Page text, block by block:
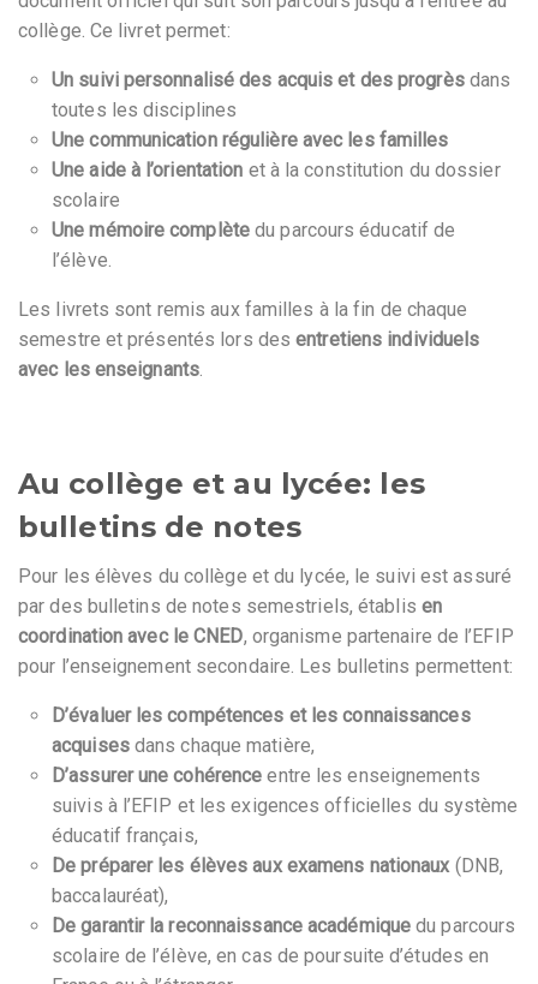
collège. Ce livret permet:
Un suivi personnalisé des acquis et des progrèsdans
toutes les disciplines
Une communication régulière avec les familles
Une aide à l’orientation et à la constitution du dossier
scolaire
Une mémoire complète du parcours éducatif de
l’élève.
Les livrets sont remis aux familles à la fin de chaque
semestre et présentés lors des entretiens individuels
avec les enseignants.
Au collège et au lycée: les
bulletins de notes
Pour les élèves du collège et du lycée, le suivi est assuré
par des bulletins de notes semestriels, établis en
coordination avec le CNED, organisme partenaire de l’EFIP
pour l’enseignement secondaire. Les bulletins permettent:
D’évaluer les compétences et les connaissances
acquisesdans chaque matière,
D’assurer une cohérence entre les enseignements
suivis à l’EFIP et les exigences officielles du système
éducatif français,
De préparer les élèves aux examens nationaux(DNB,
baccalauréat),
De garantir la reconnaissance académique du parcours
scolaire de l’élève, en cas de poursuite d’études en